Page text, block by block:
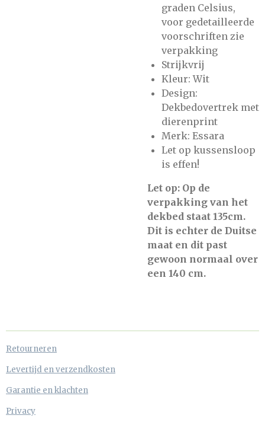
graden Celsius,
voor gedetailleerde
voorschriften zie
verpakking
Strijkvrij
Kleur: Wit
Design:
Dekbedovertrek met
dierenprint
Merk: Essara
Let op kussensloop
is effen!
Let op: Op de
verpakking van het
dekbed staat 135cm.
Dit is echter de Duitse
maat en dit past
gewoon normaal over
een 140 cm.
Retourneren
Levertijd en verzendkosten
Garantie en klachten
Privacy